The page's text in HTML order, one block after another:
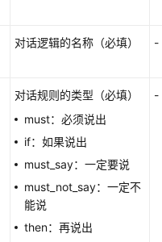
对话逻辑的名称（必填） -
对话规则的类型（必填）
must：必须说出
if：如果说出
must_say：一定要说
must_not_say：一定不
能说
then：再说出
-